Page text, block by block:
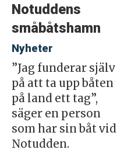
Notuddens
småbåtshamn
Nyheter
”Jag funderar själv
på att ta upp båten
på land ett tag”,
säger en person
som har sin båt vid
Notudden.